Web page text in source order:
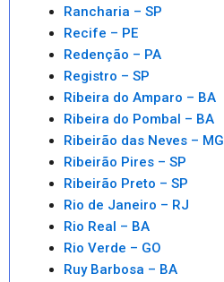
Rancharia – SP
Recife – PE
Redenção – PA
Registro – SP
Ribeira do Amparo – BA
Ribeira do Pombal – BA
Ribeirão das Neves – MG
Ribeirão Pires – SP
Ribeirão Preto – SP
Rio de Janeiro – RJ
Rio Real – BA
Rio Verde – GO
Ruy Barbosa – BA